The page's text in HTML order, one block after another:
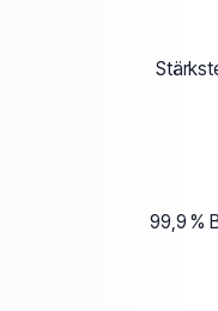
99,9 %